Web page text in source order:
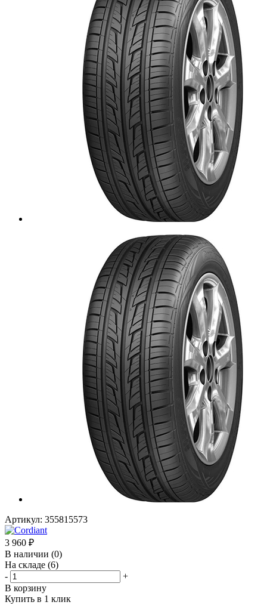
Артикул: 355815573
3 960 ₽
В наличии (0)
На складе (6)
-
+
В корзину
Купить в 1 клик